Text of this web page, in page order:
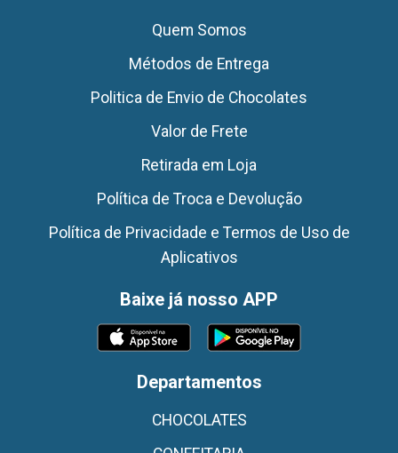
Quem Somos
Métodos de Entrega
Politica de Envio de Chocolates
Valor de Frete
Retirada em Loja
Política de Troca e Devolução
Política de Privacidade e Termos de Uso de
Aplicativos
Baixe já nosso APP
Departamentos
CHOCOLATES